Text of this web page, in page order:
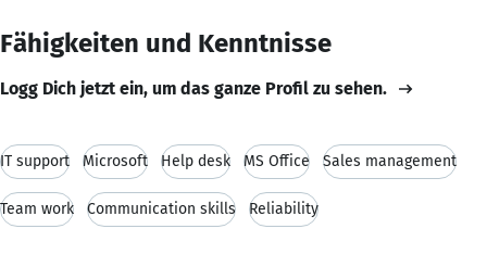
Fähigkeiten und Kenntnisse
Logg Dich jetzt ein, um das ganze Profil zu sehen.
IT support Microsoft Help desk MS Office Sales management
Team work Communication skills Reliability